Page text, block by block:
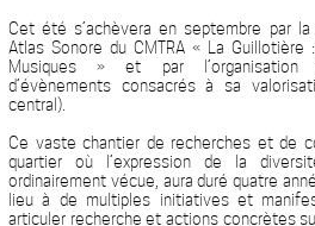
Cet été s’achèvera en septembre par
Atlas Sonore du CMTRA « La Guillotière
Musiques » et par l’organisation
d’évènements consacrés à sa
central).
Ce vaste chantier de recherches et de
quartier où l’expression de la
ordinairement vécue, aura duré quatre
lieu à de multiples initiatives et
articuler recherche et actions concrètes